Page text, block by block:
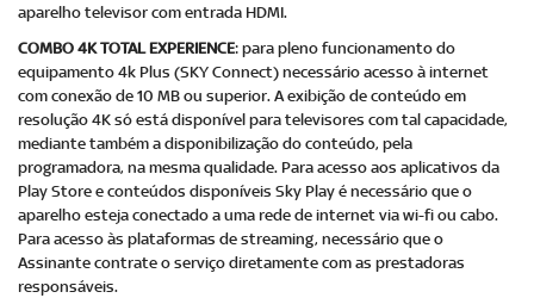
aparelho televisor com entrada HDMI.
COMBO 4K TOTAL EXPERIENCE: para pleno funcionamento do
equipamento 4k Plus (SKY Connect) necessário acesso à internet
com conexão de 10 MB ou superior. A exibição de conteúdo em
resolução 4K só está disponível para televisores com tal capacidade,
mediante também a disponibilização do conteúdo, pela
programadora, na mesma qualidade. Para acesso aos aplicativos da
Play Store e conteúdos disponíveis Sky Play é necessário que o
aparelho esteja conectado a uma rede de internet via wi-fi ou cabo.
Para acesso às plataformas de streaming, necessário que o
Assinante contrate o serviço diretamente com as prestadoras
responsáveis.